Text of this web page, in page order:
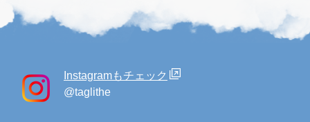
Instagramもチェック
@taglithe